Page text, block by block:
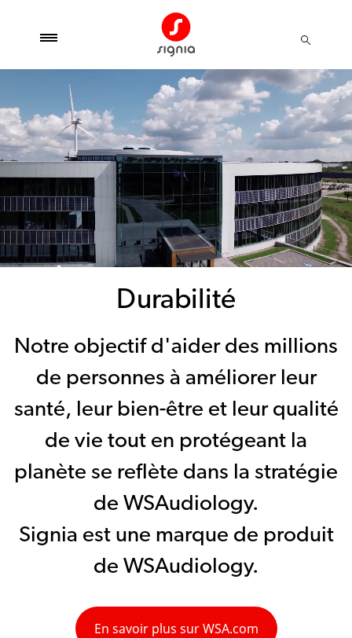
Durabilité
Notre objectif d'aider des millions
de personnes à améliorer leur
santé, leur bien-être et leur qualité
de vie tout en protégeant la
planète se reflète dans la stratégie
de WSAudiology.
Signia est une marque de produit
de WSAudiology.
En savoir plus sur WSA.com